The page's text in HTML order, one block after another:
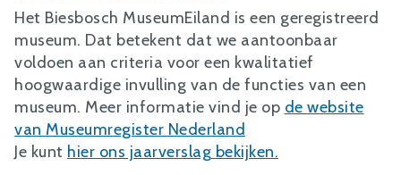
Het Biesbosch MuseumEiland is een geregistreerd
museum. Dat betekent dat we aantoonbaar
voldoen aan criteria voor een kwalitatief
hoogwaardige invulling van de functies van een
museum. Meer informatie vind je op de website
van Museumregister Nederland
Je kunt hier ons jaarverslag bekijken.